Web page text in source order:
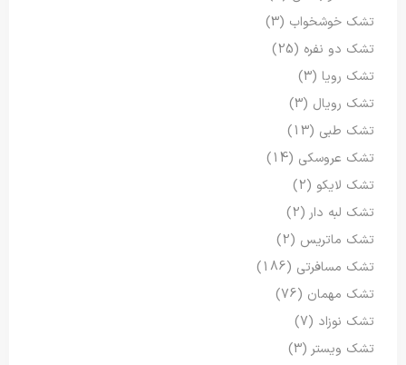
تشک خوشخواب (3)
تشک دو نفره (25)
تشک رویا (3)
تشک رویال (3)
تشک طبی (13)
تشک عروسکی (14)
تشک لایکو (2)
تشک لبه دار (2)
تشک ماتریس (2)
تشک مسافرتی (186)
تشک مهمان (76)
تشک نوزاد (7)
تشک ویستر (3)